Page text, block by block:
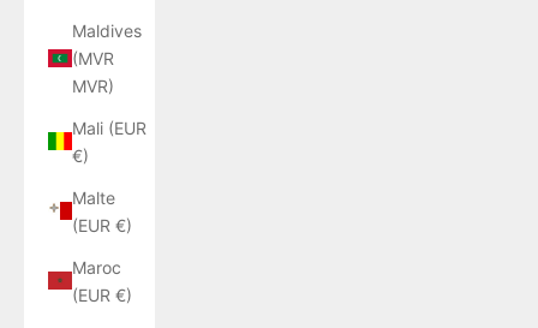
Maldives
(MVR
MVR)
Mali (EUR
€)
Malte
(EUR €)
Maroc
(EUR €)